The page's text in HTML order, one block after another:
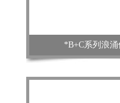
*B+C系列浪